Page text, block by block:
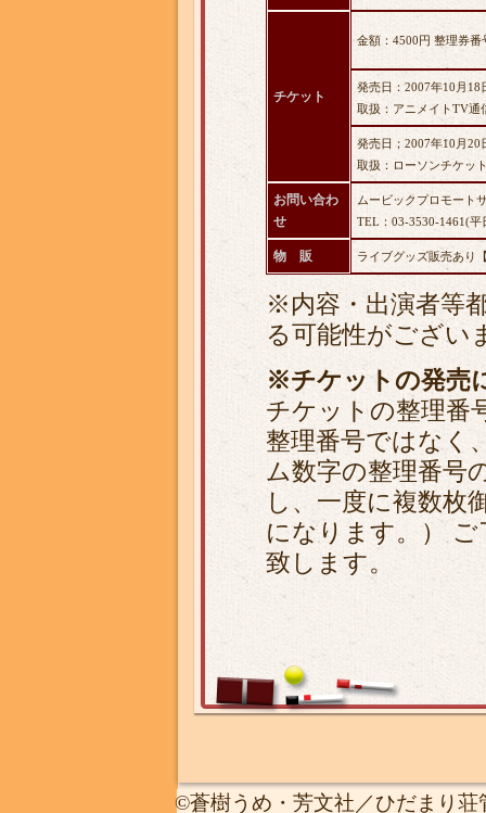
チケット
金額：4500円 整理券
発売日：2007年10月18
取扱：アニメイトTV通
発売日；2007年10月20
取扱：ローソンチケッ
お問い合わ
せ
ムービックプロモート
TEL：03-3530-1461(平
物 販 ライブグッズ販売あり
※内容・出演者等
る可能性がござい
※チケットの発売
チケットの整理番
整理番号ではなく
ム数字の整理番号
し、一度に複数枚
になります。）
致します。
©蒼樹うめ・芳文社／ひだまり荘